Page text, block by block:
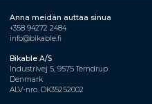
Anna meidän auttaa sinua
+358 94272 2484
info@bikable.fi
Bikable A/S
Industrivej 5, 9575 Terndrup
Denmark
ALV-nro. DK35252002